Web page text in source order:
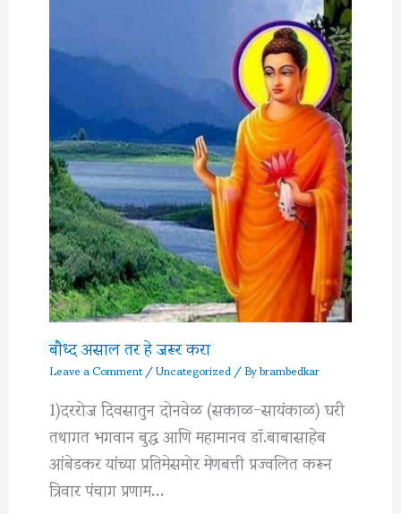
बौध्द असाल तर हे जरूर करा
Leave a Comment/Uncategorized/ Bybrambedkar
1)दररोज दिवसातुन दोनवेळ (सकाळ-सायंकाळ) घरी
तथागत भगवान बुद्ध आणि महामानव डॉ.बाबासाहेब
आंबेडकर यांच्या प्रतिमेसमोर मेणबत्ती प्रज्वलित करून
त्रिवार पंचाग प्रणाम…